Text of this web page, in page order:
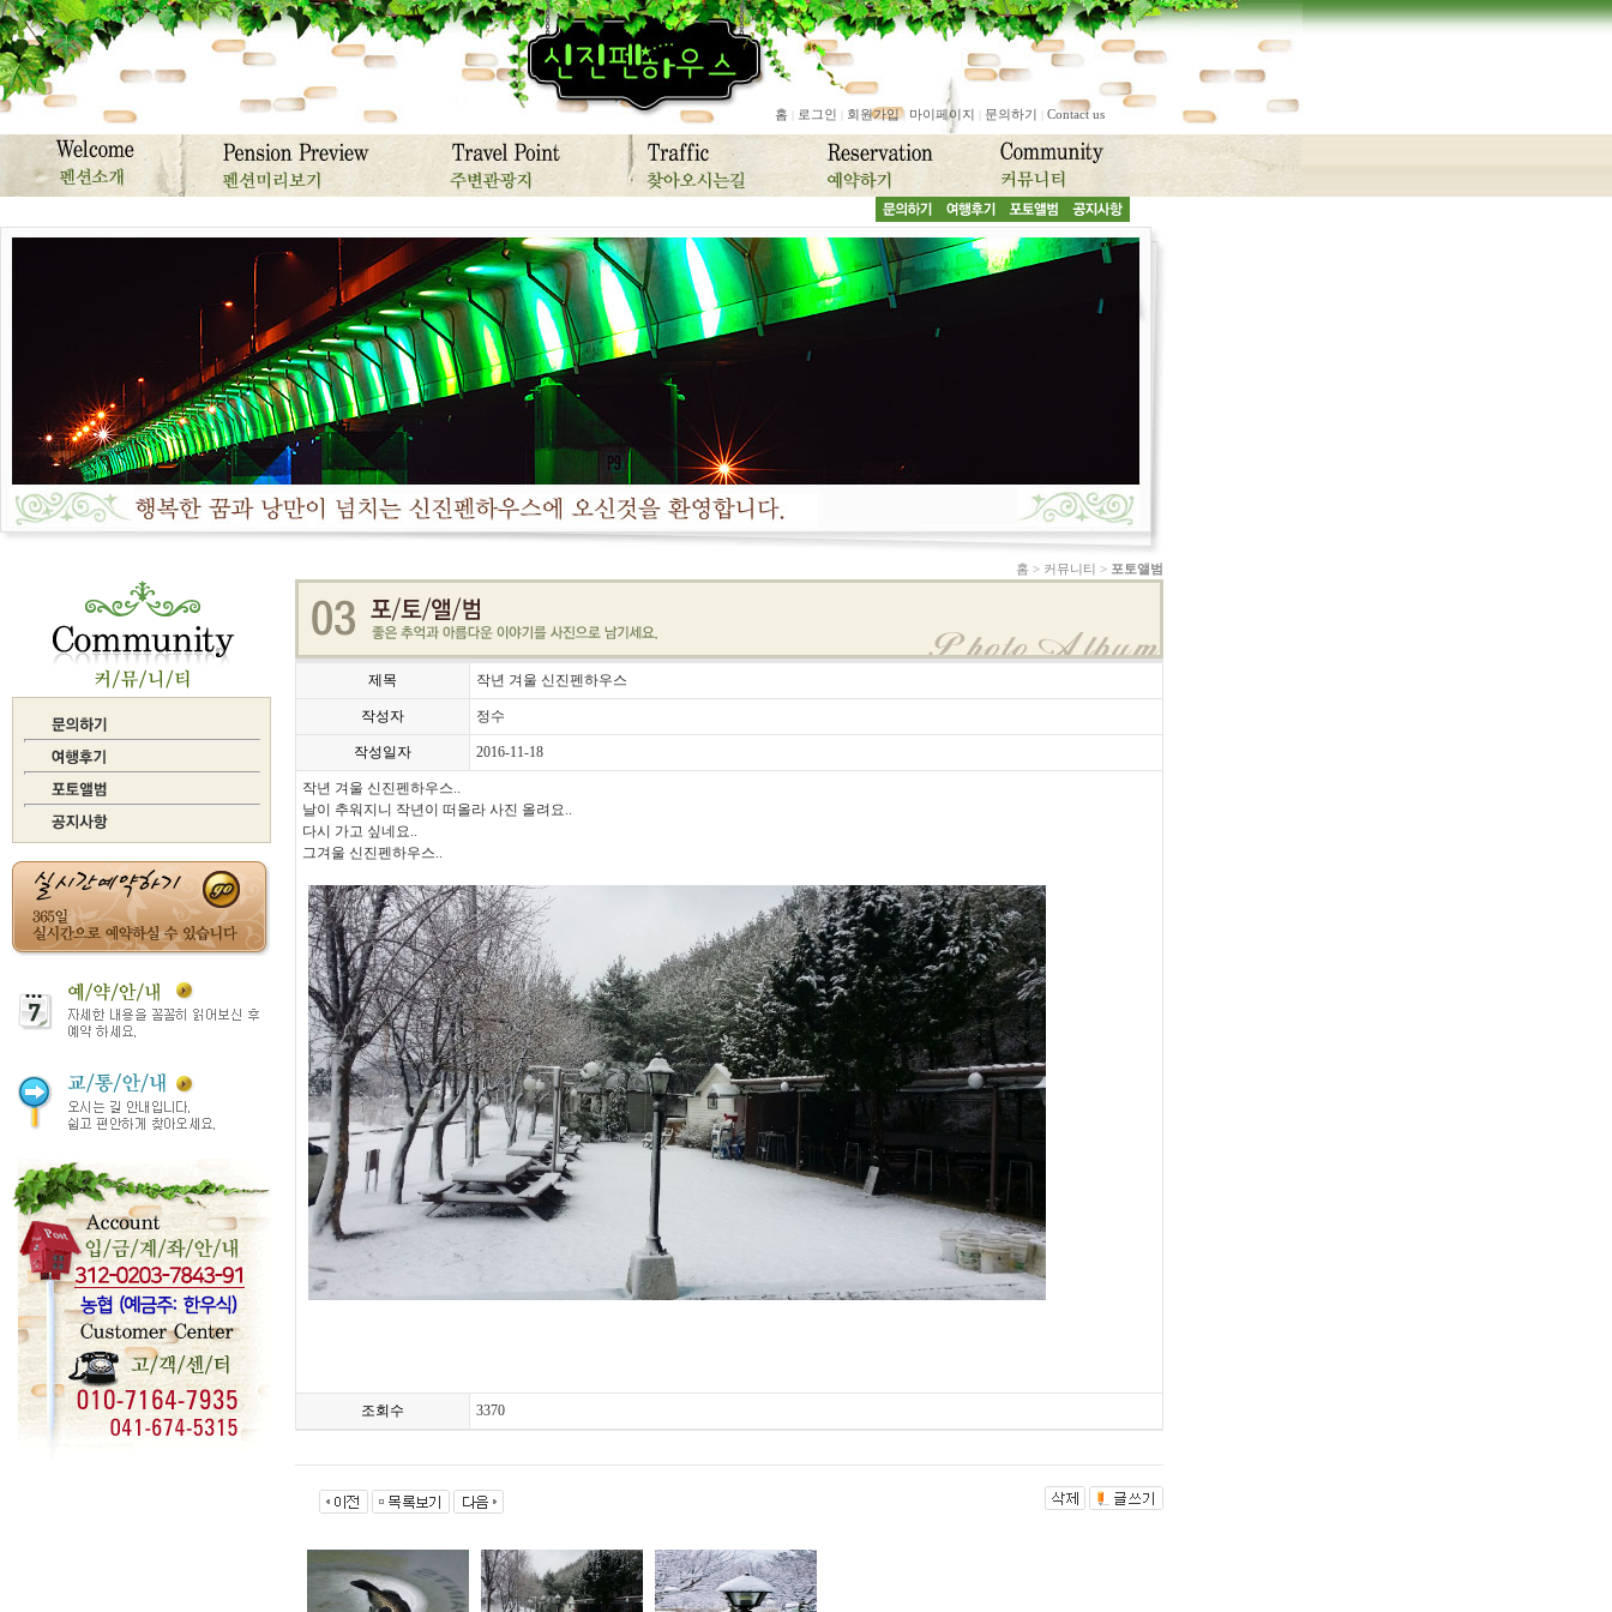
홈 로그인 회원가입| 마이페이지 문의하기 Contact us
홈 > 커뮤니티 > 포토앨범
제목 작년 겨울 신진펜하우스
작성자 정수
작성일자 2016-11-18
작년 겨울 신진펜하우스..
날이 추워지니 작년이 떠올라 사진 올려요..
다시 가고 싶네요..
그겨울 신진펜하우스..
조회수 3370